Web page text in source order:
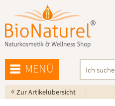
MENÜ
« Zur Artikelübersicht